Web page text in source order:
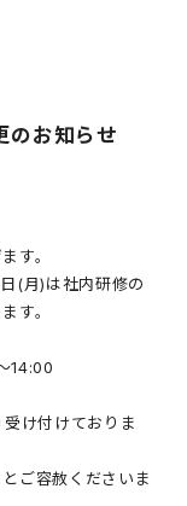
お知らせ
す。
(月)は社内研修の
す。
14:00
け付けておりま
ご容赦くださいま